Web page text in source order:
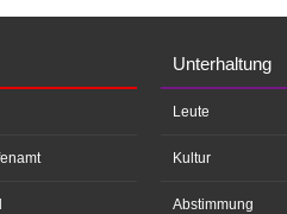
Unterhaltung
Leute
Kultur
Abstimmung